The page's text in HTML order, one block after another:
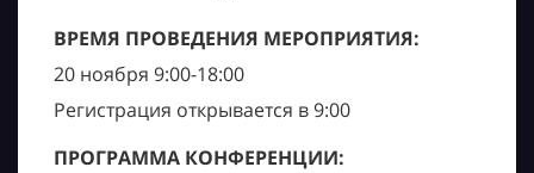
ВРЕМЯ ПРОВЕДЕНИЯ МЕРОПРИЯТИЯ:
20 ноября 9:00-18:00
Регистрация открывается в 9:00
ПРОГРАММА КОНФЕРЕНЦИИ: